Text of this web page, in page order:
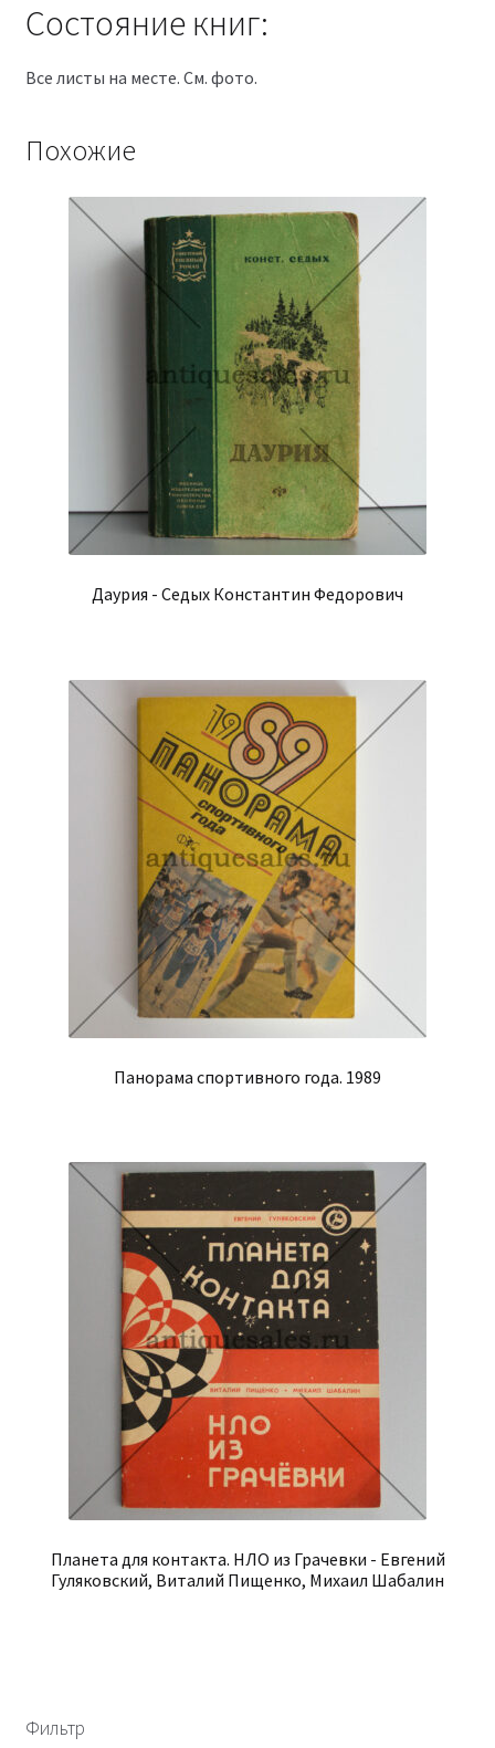
Состояние книг:
Все листы на месте. См. фото.
Похожие
Даурия - Седых Константин Федорович
Панорама спортивного года. 1989
Планета для контакта. НЛО из Грачевки - Евгений
Гуляковский, Виталий Пищенко, Михаил Шабалин
Фильтр